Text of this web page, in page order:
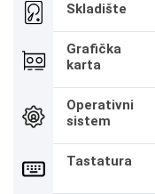
Skladište
Grafička
karta
Operativni
sistem
Tastatura